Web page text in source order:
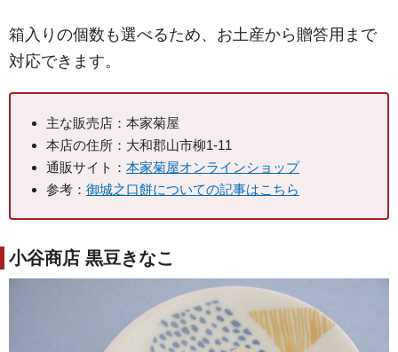
箱入りの個数も選べるため、お土産から贈答用まで
対応できます。
主な販売店：本家菊屋
本店の住所：大和郡山市柳1-11
通販サイト： 本家菊屋オンラインショップ
参考： 御城之口餅についての記事はこちら
小谷商店 黒豆きなこ